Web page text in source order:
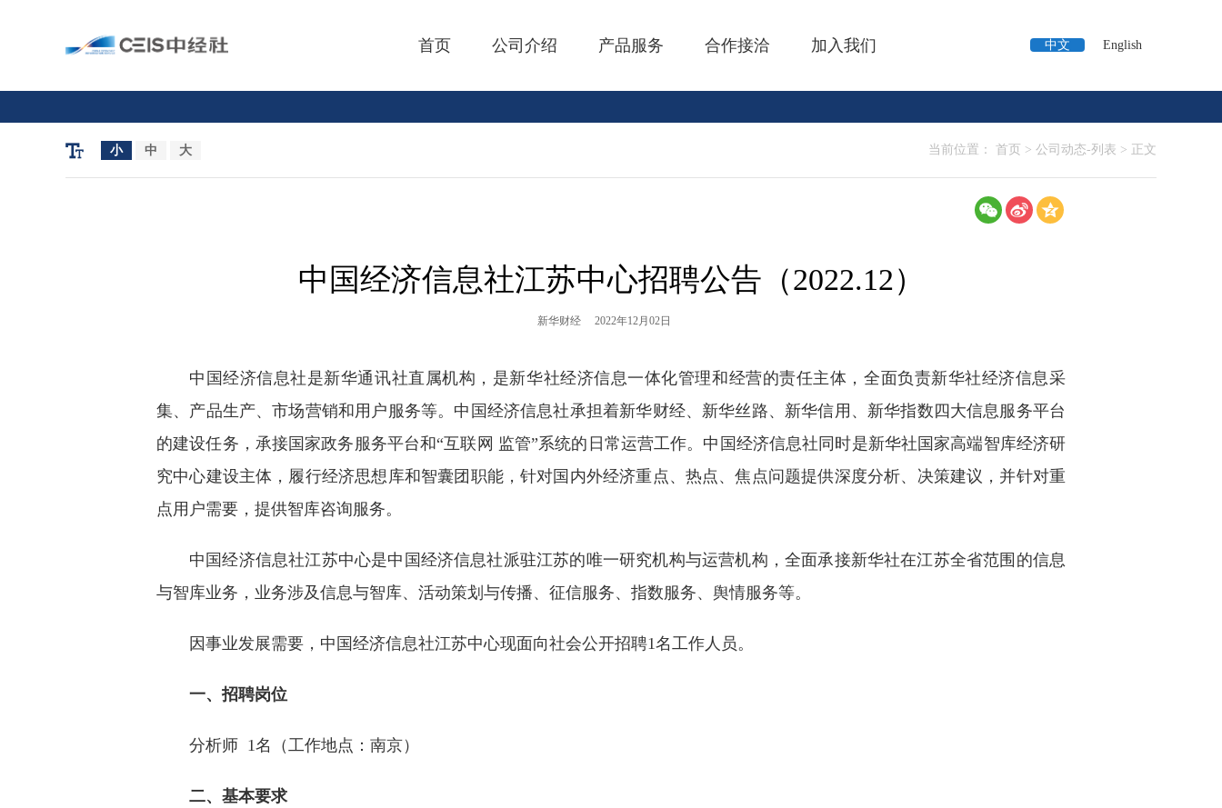
首页 公司介绍 产品服务 合作接洽 加入我们 中文 English
当前位置： 首页 > 公司动态-列表 > 正文
小 中 大
中国经济信息社江苏中心招聘公告（2022.12）
新华财经 2022年12月02日
中国经济信息社是新华通讯社直属机构，是新华社经济信息一体化管理和经营的责任主体，全面负责新华社经济信息采
集、产品生产、市场营销和用户服务等。中国经济信息社承担着新华财经、新华丝路、新华信用、新华指数四大信息服务平台
的建设任务，承接国家政务服务平台和“互联网 监管”系统的日常运营工作。中国经济信息社同时是新华社国家高端智库经济研
究中心建设主体，履行经济思想库和智囊团职能，针对国内外经济重点、热点、焦点问题提供深度分析、决策建议，并针对重
点用户需要，提供智库咨询服务。
中国经济信息社江苏中心是中国经济信息社派驻江苏的唯一研究机构与运营机构，全面承接新华社在江苏全省范围的信息
与智库业务，业务涉及信息与智库、活动策划与传播、征信服务、指数服务、舆情服务等。
因事业发展需要，中国经济信息社江苏中心现面向社会公开招聘1名工作人员。
一、招聘岗位
分析师 1名（工作地点：南京）
二、基本要求